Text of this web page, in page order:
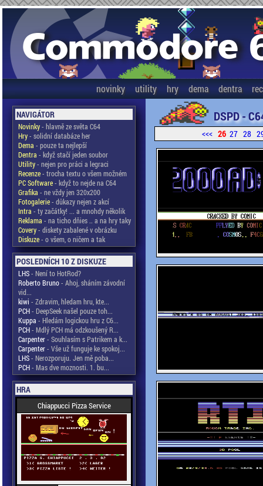
novinky utility hry dema dentra
NAVIGÁTOR
Novinky- hlavně ze světa C64
Hry- solidní databáze her
Dema - pouze ta nejlepší
Dentra - když stačí jeden soubor
Utility- nejen pro práci a legraci
Recenze- trocha textu o všem možném
PC Software- když to nejde na C64
Grafika - ne vždy jen 320x200
Fotogalerie- důkazy nejen z akcí
Intra - ty začátky! ... a mnohdy několik
Reklama - na ticho dňies .. a na hry taky
Covery- diskety zabalené v obrázku
Diskuze- o všem, o ničem a tak
POSLEDNÍCH 10 Z DISKUZE
LHS- Není to HotRod?
Roberto Bruno- Ahoj, sháním závodní
vid...
kiwi - Zdravim, hledam hru, kte...
PCH- DeepSeek našel pouze toh...
Kuppa - Hledám logickou hru z C6...
PCH- Mdlý PCH má odzkoušený R...
Carpenter- Souhlasím s Patrikem a k...
Carpenter- Vše už funguje ke spokoj...
LHS- Nerozporuju. Jen mě poba...
PCH- Mas dve moznosti. 1. bu...
HRA
Chiappucci Pizza Service
DSPD -
<<< 26 27 28